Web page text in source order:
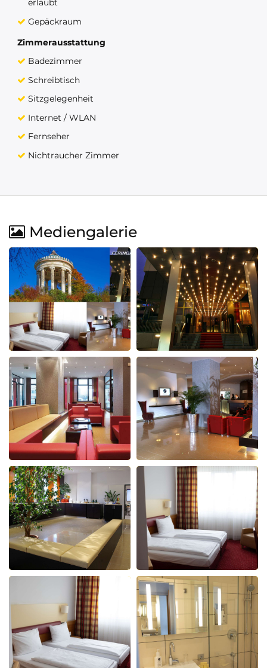
erlaubt
Gepäckraum
Zimmerausstattung
Badezimmer
Schreibtisch
Sitzgelegenheit
Internet / WLAN
Fernseher
Nichtraucher Zimmer
Mediengalerie